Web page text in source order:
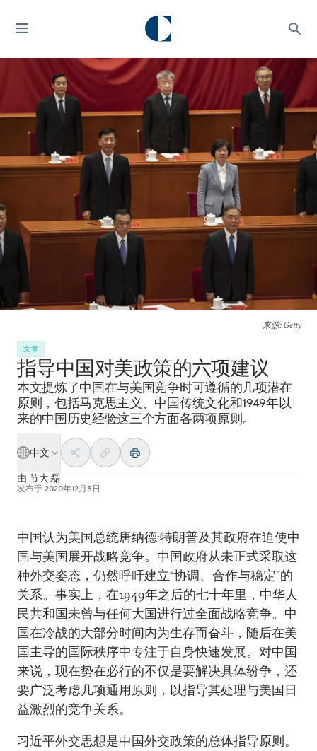
来源: Getty
文章
指导中国对美政策的六项建议
本文提炼了中国在与美国竞争时可遵循的几项潜在
原则，包括马克思主义、中国传统文化和1949年以
来的中国历史经验这三个方面各两项原则。
中文
由 节大 磊
发布于 2020年12月3日
中国认为美国总统唐纳德·特朗普及其政府在迫使中
国与美国展开战略竞争。中国政府从未正式采取这
种外交姿态，仍然呼吁建立“协调、合作与稳定”的
关系。事实上，在1949年之后的七十年里，中华人
民共和国未曾与任何大国进行过全面战略竞争。中
国在冷战的大部分时间内为生存而奋斗，随后在美
国主导的国际秩序中专注于自身快速发展。对中国
来说，现在势在必行的不仅是要解决具体纷争，还
要广泛考虑几项通用原则，以指导其处理与美国日
益激烈的竞争关系。
习近平外交思想是中国外交政策的总体指导原则。